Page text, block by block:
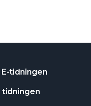
E-tidningen
tidningen